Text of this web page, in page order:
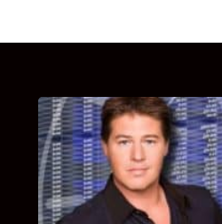
UITSTEL VAN
Bekijk hier de
van Bricks and Stones